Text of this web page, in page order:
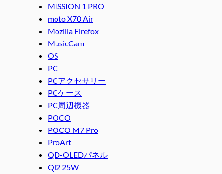
MISSION 1 PRO
moto X70 Air
Mozilla Firefox
MusicCam
OS
PC
PCアクセサリー
PCケース
PC周辺機器
POCO
POCO M7 Pro
ProArt
QD-OLEDパネル
Qi2 25W